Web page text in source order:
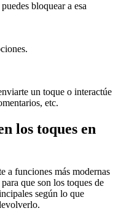
bloquear a esa
un toque o interactúe
etc.
los toques en
a funciones más modernas
que son los toques de
según lo que